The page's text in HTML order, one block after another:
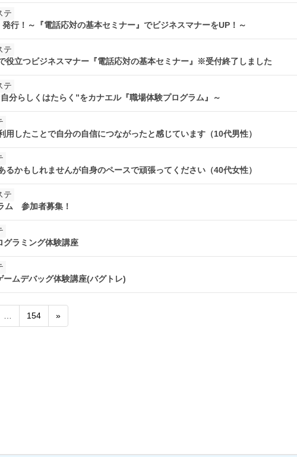
テ
」発行！～『電話応対の基本セミナー』でビジネスマナーをUP！～
テ
で役立つビジネスマナー『電話応対の基本セミナー』※受付終了しました
テ
自分らしくはたらく”をカナエル『職場体験プログラム』～
利用したことで自分の自信につながったと感じています（10代男性）
あるかもしれませんが自身のペースで頑張ってください（40代女性）
テ
ム 参加者募集！
グラミング体験講座
ゲームデバッグ体験講座(バグトレ)
154 »